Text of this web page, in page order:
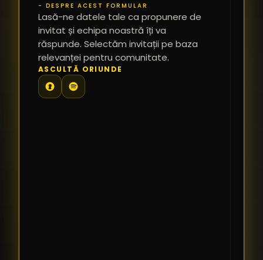
- DESPRE ACEST FORMULAR
Lasă-ne datele tale ca propunere de
invitat și echipa noastră îți va
răspunde. Selectăm invitații pe baza
relevanței pentru comunitate.
ASCULTĂ ORIUNDE